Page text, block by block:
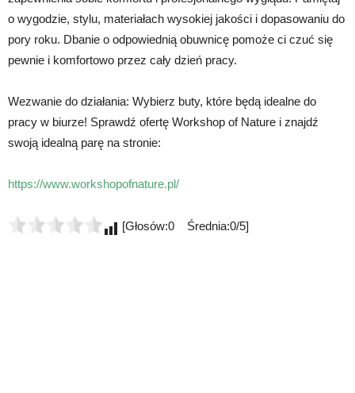
o wygodzie, stylu, materiałach wysokiej jakości i dopasowaniu do
pory roku. Dbanie o odpowiednią obuwnicę pomoże ci czuć się
pewnie i komfortowo przez cały dzień pracy.
Wezwanie do działania: Wybierz buty, które będą idealne do
pracy w biurze! Sprawdź ofertę Workshop of Nature i znajdź
swoją idealną parę na stronie:
https://www.workshopofnature.pl/
[Głosów:0 Średnia:0/5]